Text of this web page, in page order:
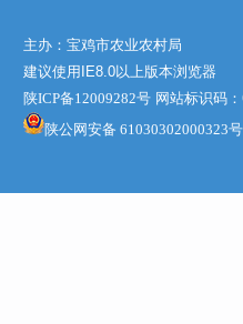
法依规在
申请公开
（三）
法，按照
主办：宝鸡市农业农村局
建议使用IE8.0以上版本浏览器
陕ICP备12009282号 网站标识码
陕公网安备 61030302000323号